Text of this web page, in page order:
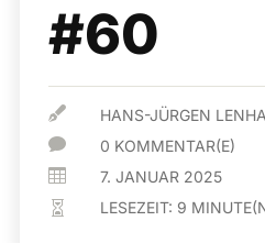
#60
 HANS-JÜRGEN
 0 KOMMENTAR(E)
 7. JANUAR 2025
 LESEZEIT: 9